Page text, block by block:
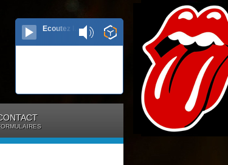
Ecoutez le direct...